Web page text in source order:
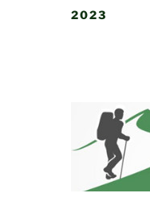
2023